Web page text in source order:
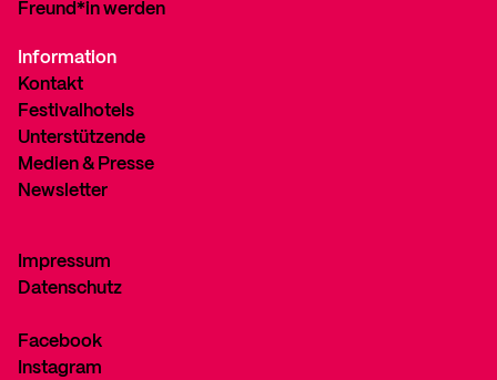
Freund*in werden
Information
Kontakt
Festivalhotels
Unterstützende
Medien & Presse
Newsletter
Impressum
Datenschutz
Facebook
Instagram